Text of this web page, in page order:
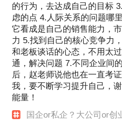
的行为，去达成自己的目标
虑的点 4.人际关系的问题哪
它看成是自己的销售能力，
力 5.找到自己的核心竞争力
和老板谈话的心态，不用太
通，解决问题 7.不同企业间
后，赵老师说他也在一直考
我，要不断学习提升自己，
能量！
国企or私企？大公司or创